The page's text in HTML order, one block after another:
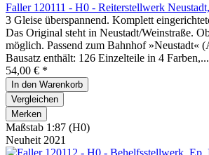
Faller 120111 - H0 - Reiterstellwerk
3 Gleise überspannend. Komplett
Das Original steht in Neustadt/Weinstraße.
möglich. Passend zum Bahnhof »Neustadt«
Bausatz enthält: 126 Einzelteile in 4 Farben,...
54,00 € *
In den Warenkorb
Vergleichen
Merken
Maßstab 1:87 (H0)
Neuheit 2021